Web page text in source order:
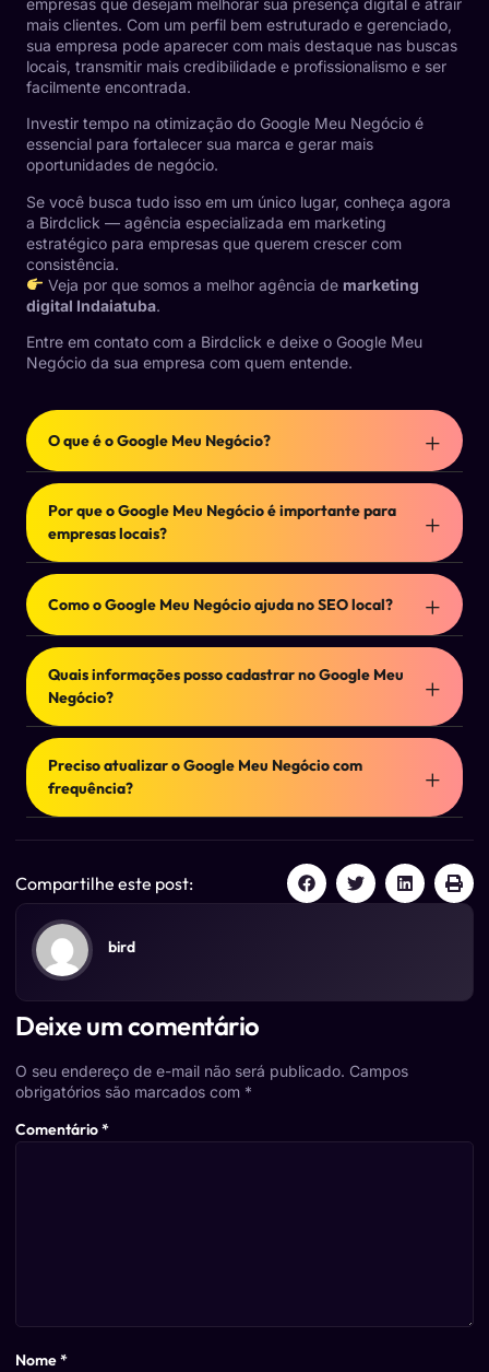
mais clientes. Com um perfil bem estruturado e gerenciado,
sua empresa pode aparecer com mais destaque nas buscas
locais, transmitir mais credibilidade e profissionalismo e ser
facilmente encontrada.
Investir tempo na otimização do Google Meu Negócio é
essencial para fortalecer sua marca e gerar mais
oportunidades de negócio.
Se você busca tudo isso em um único lugar, conheça agora
a Birdclick — agência especializada em marketing
estratégico para empresas que querem crescer com
consistência.
Veja por que somos a melhor agência de marketing
digital Indaiatuba.
Entre em contato com a Birdclick e deixe o Google Meu
Negócio da sua empresa com quem entende.
O que é o Google Meu Negócio?
É uma ferramenta gratuita do Google que permite
cadastrar sua empresa para aparecer em buscas
locais, no Google Maps e no Google Pesquisa com
informações como endereço, telefone, fotos,
avaliações e horário de funcionamento.
Por que o Google Meu Negócio é importante para
empresas locais?
Porque aumenta a visibilidade da sua empresa para
quem está buscando por produtos ou serviços
próximos. É essencial para atrair clientes da região e
gerar visitas presenciais ou contatos diretos.
Como o Google Meu Negócio ajuda no SEO local?
Ele é um dos principais fatores de ranqueamento para
buscas com intenção local. Quando otimizado,
melhora sua posição no Google Maps e nas pesquisas
orgânicas locais.
Quais informações posso cadastrar no Google Meu
Negócio?
Nome da empresa, endereço, telefone, site, horários,
fotos, categorias, produtos, serviços, postagens e
respostas a avaliações. Quanto mais completo, melhor
o desempenho.
Preciso atualizar o Google Meu Negócio com
frequência?
ativa e relevante para o Google e para os usuários.
Compartilhe este post:
bird
Deixe um comentário
O seu endereço de e-mail não será publicado. Campos
obrigatórios são marcados com *
Comentário*
Nome*